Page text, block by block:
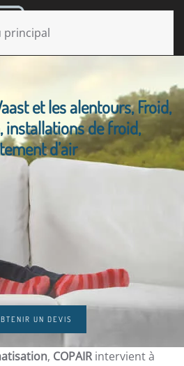
principal
et les alentours, Froid,
installations de froid,
d’air
UN DEVIS
, COPAIRintervient à